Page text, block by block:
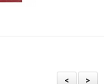
>
<